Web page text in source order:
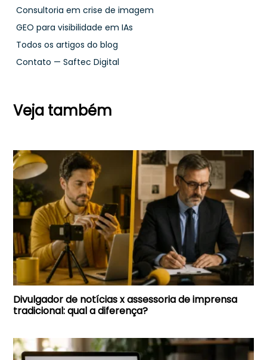
Consultoria em crise de imagem
GEO para visibilidade em IAs
Todos os artigos do blog
Contato — Saftec Digital
Veja também
Divulgador de notícias x assessoria de imprensa
tradicional: qual a diferença?